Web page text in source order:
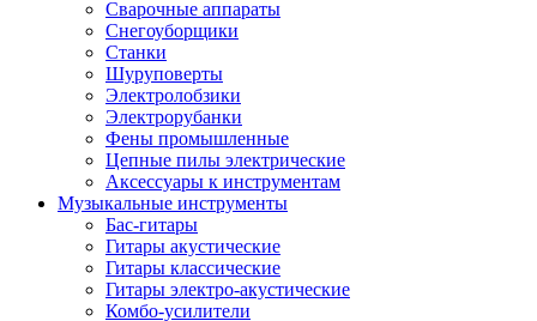
Сварочные аппараты
Снегоуборщики
Станки
Шуруповерты
Электролобзики
Электрорубанки
Фены промышленные
Цепные пилы электрические
Аксессуары к инструментам
Музыкальные инструменты
Бас-гитары
Гитары акустические
Гитары классические
Гитары электро-акустические
Комбо-усилители